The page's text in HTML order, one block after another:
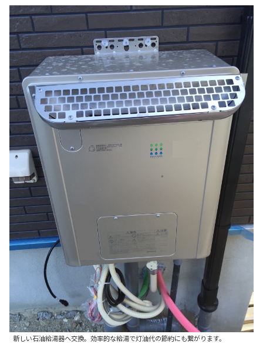
新しい石油給湯器へ交換。効率的な給湯で灯油代の節約にも繋がります。